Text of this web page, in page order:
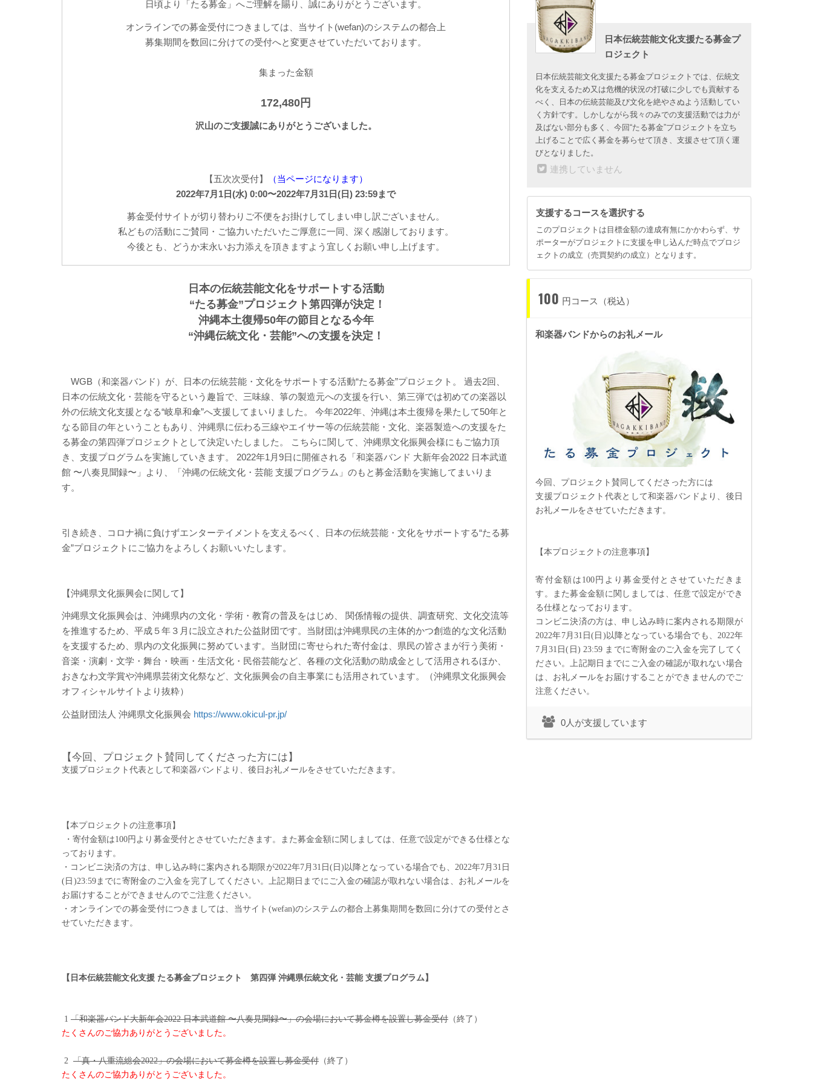
日頃より「たる募金」へご理解を賜り、誠にありがとうございます。
オンラインでの募金受付につきましては、当サイト(wefan)のシステムの都合上
募集期間を数回に分けての受付へと変更させていただいております。
集まった金額
172,480円
沢山のご支援誠にありがとうございました。
【五次次受付】
（当ページになります）
2022年7月1日(水) 0:00〜2022年7月31日(日) 23:59まで
募金受付サイトが切り替わりご不便をお掛けしてしまい申し訳ございません。
私どもの活動にご賛同・ご協力いただいたご厚意に一同、深く感謝しております。
今後とも、どうか末永いお力添えを頂きますよう宜しくお願い申し上げます。
日本の伝統芸能文化をサポートする活動
“たる募金”プロジェクト第四弾が決定！
沖縄本土復帰50年の節目となる今年
“沖縄伝統文化・芸能”への支援を決定！
WGB（和楽器バンド）が、日本の伝統芸能・文化をサポートする活動“たる募金”プロジェクト。 過去2回、
日本の伝統文化・芸能を守るという趣旨で、三味線、箏の製造元への支援を行い、第三弾では初めての楽器以
外の伝統文化支援となる“岐阜和傘”へ支援してまいりました。 今年2022年、沖縄は本土復帰を果たして50年と
なる節目の年ということもあり、沖縄県に伝わる三線やエイサー等の伝統芸能・文化、楽器製造への支援をた
る募金の第四弾プロジェクトとして決定いたしました。 こちらに関して、沖縄県文化振興会様にもご協力頂
き、支援プログラムを実施していきます。 2022年1月9日に開催される「和楽器バンド 大新年会2022 日本武道
館 〜八奏見聞録〜」より、「沖縄の伝統文化・芸能 支援プログラム」のもと募金活動を実施してまいりま
す。
引き続き、コロナ禍に負けずエンターテイメントを支えるべく、日本の伝統芸能・文化をサポートする“たる募
金”プロジェクトにご協力をよろしくお願いいたします。
【沖縄県文化振興会に関して】
沖縄県文化振興会は、沖縄県内の文化・学術・教育の普及をはじめ、 関係情報の提供、調査研究、文化交流等
を推進するため、平成５年３月に設立された公益財団です。当財団は沖縄県民の主体的かつ創造的な文化活動
を支援するため、県内の文化振興に努めています。当財団に寄せられた寄付金は、県民の皆さまが行う美術・
音楽・演劇・文学・舞台・映画・生活文化・民俗芸能など、各種の文化活動の助成金として活用されるほか、
おきなわ文学賞や沖縄県芸術文化祭など、文化振興会の自主事業にも活用されています。（沖縄県文化振興会
オフィシャルサイトより抜粋）
公益財団法人 沖縄県文化振興会 https://www.okicul-pr.jp/
【今回、プロジェクト賛同してくださった方には】
支援プロジェクト代表として和楽器バンドより、後日お礼メールをさせていただきます。
【本プロジェクトの注意事項】
・寄付金額は100円より募金受付とさせていただきます。また募金金額に関しましては、任意で設定ができる仕様とな
っております。
・コンビニ決済の方は、申し込み時に案内される期限が2022年7月 31 日(日) 以降となっている場合でも、 2022年7 月31 日
(日 )23:59までに寄附金のご入金を完了してください。上記期日までにご入金の確認が取れない場合は、お礼メールを
お届けすることができませんのでご注意ください。
・オンラインでの募金受付につきましては、当サイト (wefan)のシステムの都合上募集期間を数回に分けての受付とさ
せていただきます。
【日本伝統芸能文化支援 たる募金プロジェクト 第四弾 沖縄県伝統文化・芸能 支援プログラム】
1 「和楽器バンド大新年会2022 日本武道館 〜八奏見聞録〜」の会場において募金樽を設置し募金受付 （終了）
たくさんのご協力ありがとうございました。
2 「真・八重流総会2022」の会場において募金樽を設置し募金受付 （終了）
たくさんのご協力ありがとうございました。
日本伝統芸能文化支援たる募金プ
ロジェクト
日本伝統芸能文化支援たる募金プロジェクトでは、伝統文
化を支えるため又は危機的状況の打破に少しでも貢献する
べく、日本の伝統芸能及び文化を絶やさぬよう活動してい
く方針です。しかしながら我々のみでの支援活動では力が
及ばない部分も多く、今回“たる募金”プロジェクトを立ち
上げることで広く募金を募らせて頂き、支援させて頂く運
びとなりました。
連携していません
支援するコースを選択する
このプロジェクトは目標金額の達成有無にかかわらず、サ
ポーターがプロジェクトに支援を申し込んだ時点でプロジ
ェクトの成立（売買契約の成立）となります。
100 円コース（税込）
和楽器バンドからのお礼メール
今回、プロジェクト賛同してくださった方には
支援プロジェクト代表として和楽器バンドより、後日
お礼メールをさせていただきます。
【本プロジェクトの注意事項】
寄付金額は 100円より募金受付とさせていただきま
す。また募金金額に関しましては、任意で設定ができ
る仕様となっております。
コンビニ決済の方は、申し込み時に案内される期限が
2022年7月 31 日(日 ) 以降となっている場合でも、 2022年
7 月 31 日(日 ) 23:59 までに寄附金のご入金を完了してく
ださい。上記期日までにご入金の確認が取れない場合
は、お礼メールをお届けすることができませんのでご
注意ください。
0人が支援しています